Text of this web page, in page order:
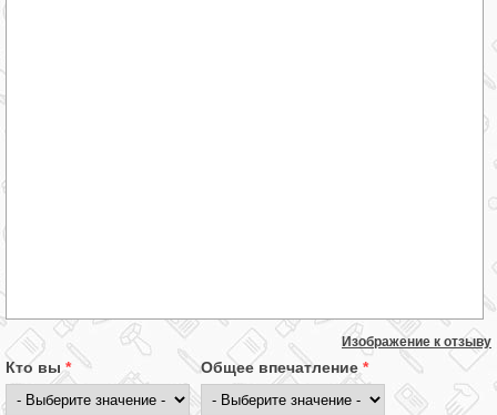
Изображение к отзыву
Кто вы* Общее впечатление *